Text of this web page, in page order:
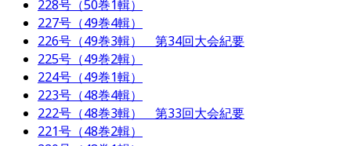
228号（50巻1輯）
227号（49巻4輯）
226号（49巻3輯） 第34回大会紀要
225号（49巻2輯）
224号（49巻1輯）
223号（48巻4輯）
222号（48巻3輯） 第33回大会紀要
221号（48巻2輯）